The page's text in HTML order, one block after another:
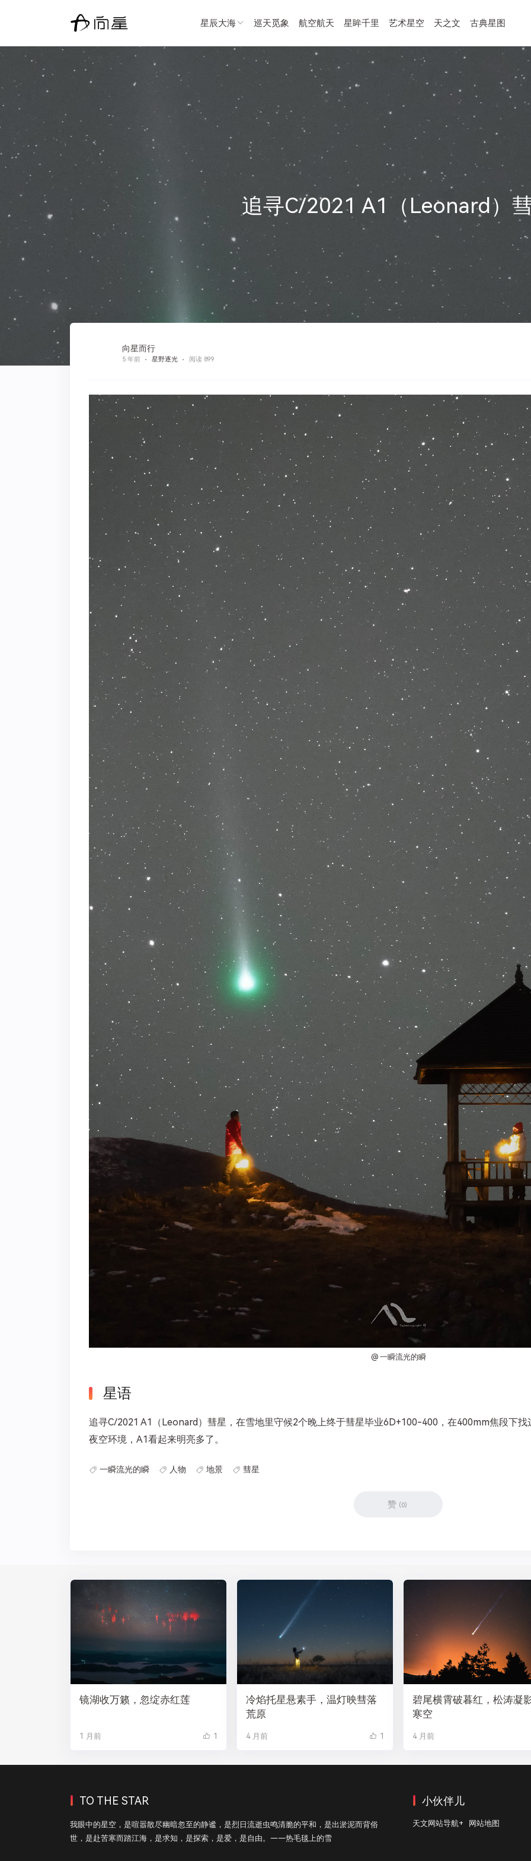
星辰大海 巡天觅象 航空航天 星眸千里 艺术星空 天之文 古典星图
追寻C/2021 A1（Leonard）
向星而行
5 年前 星野逐光 阅读 899
@ 一瞬流光的瞬
星语
追寻C/2021 A1（Leonard）彗星，在雪地里守候2个晚上终于彗星毕业6D+100-400，在400mm焦段下
夜空环境，A1看起来明亮多了。
一瞬流光的瞬 人物 地景 彗星
赞 (0)
镜湖收万籁，忽绽赤红莲
1 月前 1
冷焰托星悬素手，温灯映彗落
荒原
4 月前 1
碧尾横霄破暮红，松涛凝
寒空
4 月前
TO THE STAR
我眼中的星空，是喧嚣散尽幽暗忽至的静谧，是烈日流逝虫鸣清脆的平和，是出淤泥而背俗
世，是赴苦寒而踏江海，是求知，是探索，是爱，是自由。——热毛毯上的雪
小伙伴儿
天文网站导航+ 网站地图